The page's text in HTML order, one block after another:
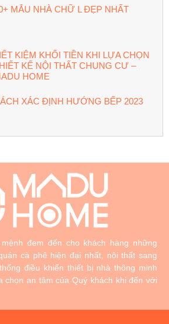
MẪU NHÀ CHỮ L ĐẸP NHẤT
KIỆM KHỐI TIỀN KHI LỰA CHỌN
KẾ NỘI THẤT CHUNG CƯ –
HOME
XÁC ĐỊNH HƯỚNG BẾP 2023
đem đến cho khách hàng những
cà phê hiện đại nhất, nội thất sang
điều khiển thiết bị nhà thông minh
chọn an tâm của Quý khách khi đến với